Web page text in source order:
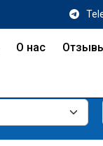
О нас